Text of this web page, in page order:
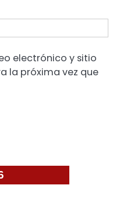
electrónico y sitio
la próxima vez que